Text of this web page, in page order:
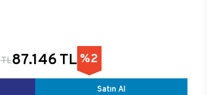
87.146 TL %2
Satın Al